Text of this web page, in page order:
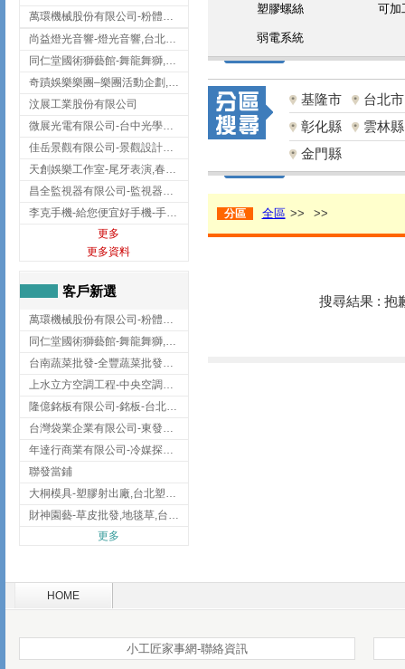
萬環機械股份有限公司-粉體塗裝設備,輸送機,輸送機設備,台南輸送機
尚益燈光音響-燈光音響,台北燈光音響,台北燈光音響出租
同仁堂國術獅藝館-舞龍舞獅,台中舞龍舞獅
奇蹟娛樂樂團–樂團活動企劃,台中樂團表演,台中婚禮樂團
汶展工業股份有限公司
微展光電有限公司-台中光學鍍膜,optical filter taiwan,台灣光學鍍膜
佳岳景觀有限公司-景觀設計公司,台北景觀設計,台北景觀工程,中山區景觀設計
天創娛樂工作室-尾牙表演,春酒表演,板橋尾牙表演
昌全監視器有限公司-監視器安裝,高雄監視器安裝,鳳山區監視器安裝
李克手機-給您便宜好手機-手機收購,屏東手機收購
更多
更多資料
客戶新選
萬環機械股份有限公司-粉體塗裝設備,輸送機,輸送機設備,台南輸送機
同仁堂國術獅藝館-舞龍舞獅,台中舞龍舞獅
台南蔬菜批發-全豐蔬菜批發專送/台南蔬菜箱宅配到府
上水立方空調工程-中央空調規劃,台北中央空調規劃
隆億銘板有限公司-銘板-台北銘板-板橋銘板
台灣袋業企業有限公司-東發企業社/台中太空袋/太空包
年達行商業有限公司-冷媒探漏儀,壓力錶組,真空泵浦,台北冷凍空調材料
聯發當鋪
大桐模具-塑膠射出廠,台北塑膠射出廠
財神園藝-草皮批發,地毯草,台北草,彰化地毯草,彰化台北草
更多
塑膠螺絲 可加
弱電系統
基隆市
台北市
彰化縣
雲林縣
金門縣
分區 全區 >> >>
搜尋結果 : 抱
HOME
小工匠家事網-聯絡資訊